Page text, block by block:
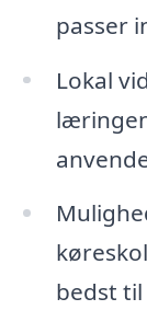
passer
Lokal
bedst